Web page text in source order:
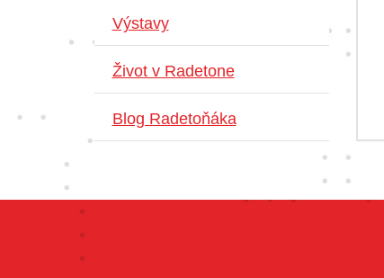
Výstavy
Život v Radetone
Blog Radetoňáka